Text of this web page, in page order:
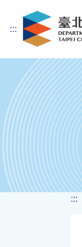
跳到主要內容
:::
:::